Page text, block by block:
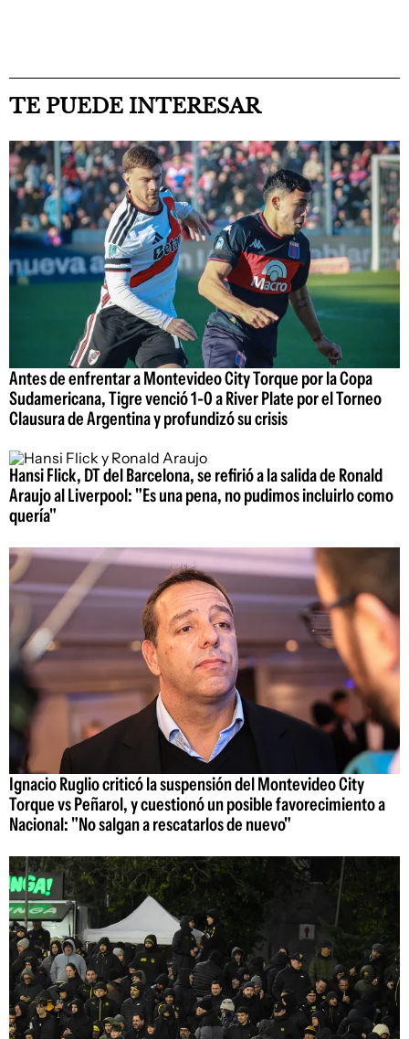
TE PUEDE INTERESAR
Antes de enfrentar a Montevideo City Torque por la Copa
Sudamericana, Tigre venció 1-0 a River Plate por el Torneo
Clausura de Argentina y profundizó su crisis
Hansi Flick, DT del Barcelona, se refirió a la salida de Ronald
Araujo al Liverpool: "Es una pena, no pudimos incluirlo como
quería"
Ignacio Ruglio criticó la suspensión del Montevideo City
Torque vs Peñarol, y cuestionó un posible favorecimiento a
Nacional: "No salgan a rescatarlos de nuevo"